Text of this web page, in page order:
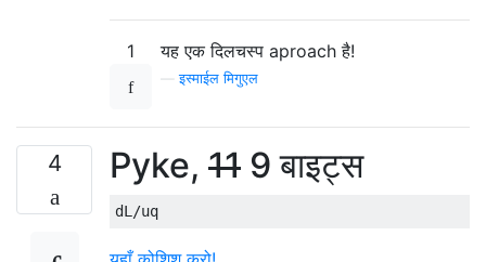
1 यह एक दिलचस्प aproach है!
—इस्माईल मिगुएल
4 Pyke, 11 9 बाइट्स